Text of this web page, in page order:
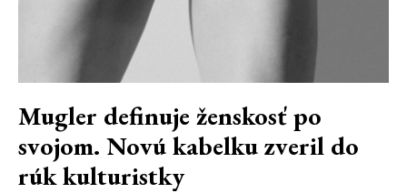
Mugler definuje ženskosť po
svojom. Novú kabelku zveril do
rúk kulturistky